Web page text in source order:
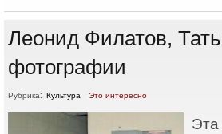
Леонид Филатов,
фотографии
Рубрика: Культура Это интересно